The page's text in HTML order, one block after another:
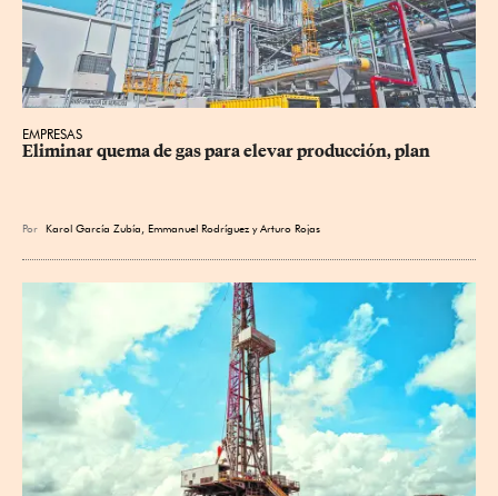
EMPRESAS
Eliminar quema de gas para elevar producción, plan
Por Karol García Zubía Emmanuel Rodríguez yArturo Rojas